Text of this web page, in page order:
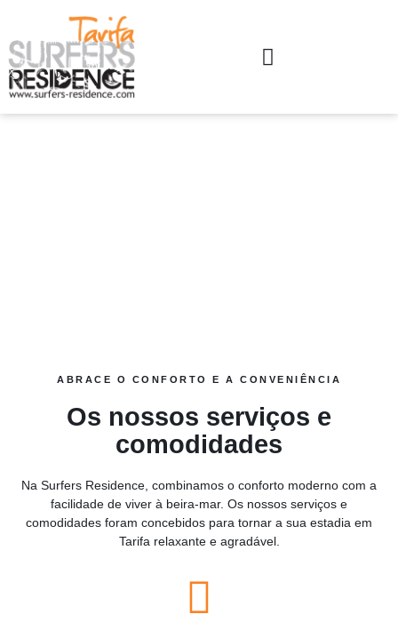
ABRACE O CONFORTO E A CONVENIÊNCIA
Os nossos serviços e
comodidades
Na Surfers Residence, combinamos o conforto moderno com a
facilidade de viver à beira-mar. Os nossos serviços e
comodidades foram concebidos para tornar a sua estadia em
Tarifa relaxante e agradável.